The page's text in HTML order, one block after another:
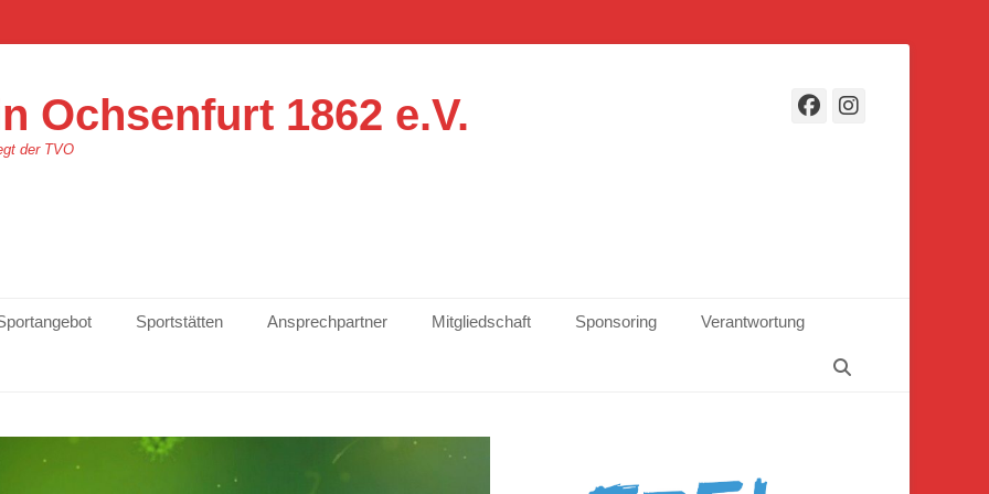
Ochsenfurt 1862 e.V.
der TVO
Facebook
Sportstätten Ansprechpartner Mitgliedschaft Sponsoring
Verantwortung